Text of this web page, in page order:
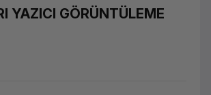
YAZICI GÖRÜNTÜLEME